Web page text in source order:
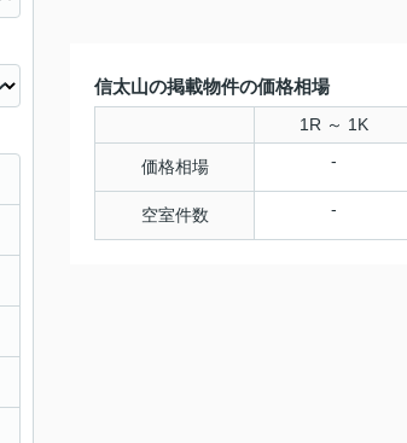
信太山の掲載物件の価格相場
1R ～ 1K
価格相場 -
空室件数 -